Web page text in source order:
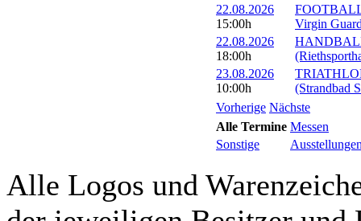
22.08.2026
15:00h
Virgin
22.08.2026
18:00h
23.08.2026
10:00h
(Strandbad
Vorherige Nächste
Alle Termine Messen
Sonstige
Alle Logos und